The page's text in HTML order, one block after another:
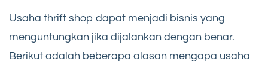
Usaha thrift shop dapat menjadi bisnis yang
menguntungkan jika dijalankan dengan benar.
Berikut adalah beberapa alasan mengapa usaha